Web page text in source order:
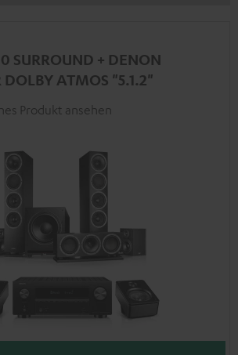
SURROUND + DENON
ATMOS "5.1.2"
Produkt ansehen